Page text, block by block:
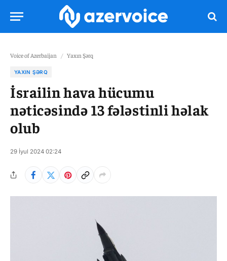
Voice of Azerbaijan / Yaxın Şərq
YAXIN ŞƏRQ
İsrailin hava hücumu
nəticəsində 13 fələstinli həlak
olub
29 İyul 2024 02:24